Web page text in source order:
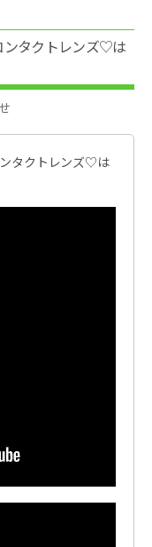
ンタクトレンズ♡は
ンタクトレンズ♡は